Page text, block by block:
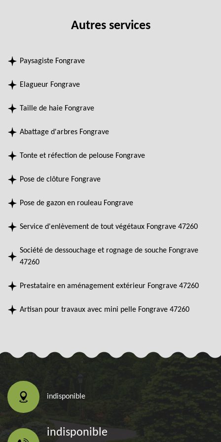
Autres services
Paysagiste Fongrave
Elagueur Fongrave
Taille de haie Fongrave
Abattage d'arbres Fongrave
Tonte et réfection de pelouse Fongrave
Pose de clôture Fongrave
Pose de gazon en rouleau Fongrave
Service d'enlèvement de tout végétaux Fongrave 47260
Société de dessouchage et rognage de souche Fongrave
47260
Prestataire en aménagement extérieur Fongrave 47260
Artisan pour travaux avec mini pelle Fongrave 47260
indisponible
indisponible